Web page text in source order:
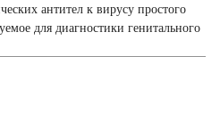
антител к вирусу простого
для диагностики генитального